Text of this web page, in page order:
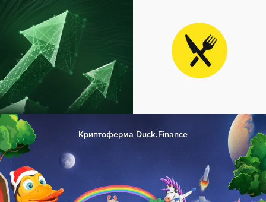
Криптоферма Duck.Finance